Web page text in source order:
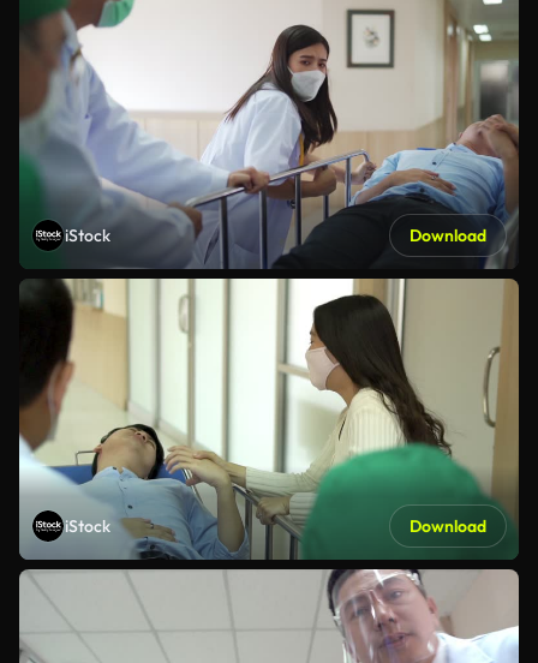
iStock Download
iStock Download